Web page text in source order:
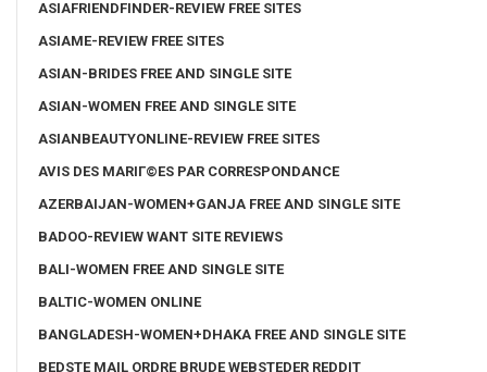
ASIAFRIENDFINDER-REVIEW FREE SITES
ASIAME-REVIEW FREE SITES
ASIAN-BRIDES FREE AND SINGLE SITE
ASIAN-WOMEN FREE AND SINGLE SITE
ASIANBEAUTYONLINE-REVIEW FREE SITES
AVIS DES MARIГ©ES PAR CORRESPONDANCE
AZERBAIJAN-WOMEN+GANJA FREE AND SINGLE SITE
BADOO-REVIEW WANT SITE REVIEWS
BALI-WOMEN FREE AND SINGLE SITE
BALTIC-WOMEN ONLINE
BANGLADESH-WOMEN+DHAKA FREE AND SINGLE SITE
BEDSTE MAIL ORDRE BRUDE WEBSTEDER REDDIT